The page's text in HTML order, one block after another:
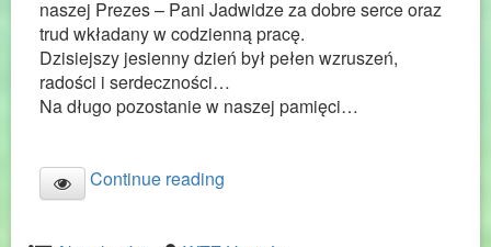
naszej Prezes – Pani Jadwidze za dobre serce oraz
trud wkładany w codzienną pracę.
Dzisiejszy jesienny dzień był pełen wzruszeń,
radości i serdeczności…
Na długo pozostanie w naszej pamięci…
Continue reading